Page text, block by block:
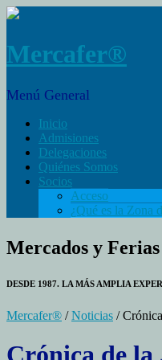
Mercafer®
Menú General
Inicio
Admisiones
Delegaciones
Quiénes Somos
Socios
Acceso
¿Qué es la Zona
Mercados y Ferias
DESDE 1987. LA MÁS AMPLIA
Mercafer® /Noticias /